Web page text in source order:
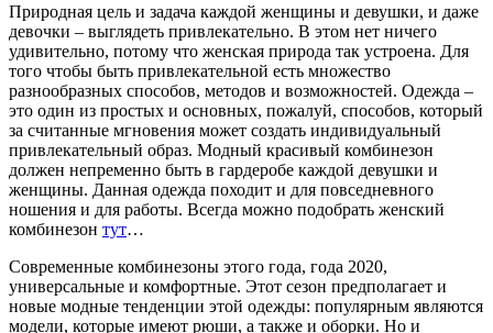
Природная цель и задача каждой женщины и девушки, и даже
девочки – выглядеть привлекательно. В этом нет ничего
удивительно, потому что женская природа так устроена. Для
того чтобы быть привлекательной есть множество
разнообразных способов, методов и возможностей. Одежда –
это один из простых и основных, пожалуй, способов, который
за считанные мгновения может создать индивидуальный
привлекательный образ. Модный красивый комбинезон
должен непременно быть в гардеробе каждой девушки и
женщины. Данная одежда походит и для повседневного
ношения и для работы. Всегда можно подобрать женский
комбинезон тут…
Современные комбинезоны этого года, года 2020,
универсальные и комфортные. Этот сезон предполагает и
новые модные тенденции этой одежды: популярным являются
модели, которые имеют рюши, а также и оборки. Но и